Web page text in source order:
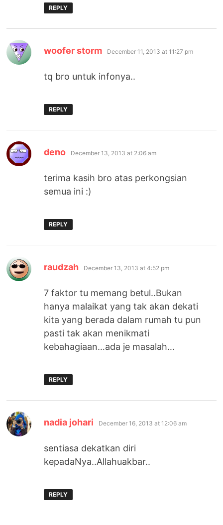
REPLY
woofer storm says:
December 11, 2013 at 11:27 pm
tq bro untuk infonya..
REPLY
deno says:
December 13, 2013 at 2:06 am
terima kasih bro atas perkongsian
semua ini :)
REPLY
raudzah says:
December 13, 2013 at 4:52 pm
7 faktor tu memang betul..Bukan
hanya malaikat yang tak akan dekati
kita yang berada dalam rumah tu pun
pasti tak akan menikmati
kebahagiaan…ada je masalah…
REPLY
nadia johari says:
December 16, 2013 at 12:06 am
sentiasa dekatkan diri
kepadaNya..Allahuakbar..
REPLY